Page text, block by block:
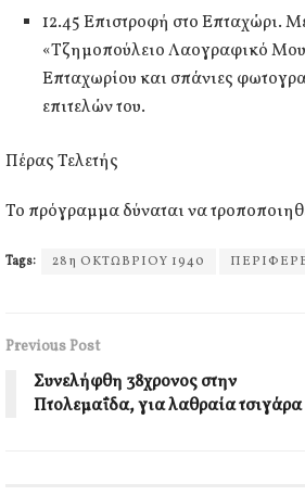
12.45 Επιστροφή στο Επταχώρι.
«Τζημοπούλειο Λαογραφικό
Επταχωρίου και σπάνιες
επιτελών του.
Πέρας Τελετής
Το πρόγραμμα δύναται να
Tags: 28η ΟΚΤΩΒΡΙΟΥ 1940
Previous Post
Συνελήφθη 38χρονος στην
Πτολεμαΐδα, για λαθραία τσιγάρα